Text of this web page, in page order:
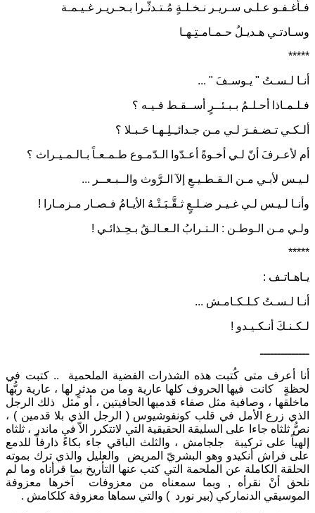
فـأغـفـو عـلـى سـريـر نـخـلـةٍ مُـتـدثّـرا بـحـريـر غـيـمـة
وسـادتـي هـديـلُ حـمـامـتِـهـا
*****
أنـا لـسـتُ " يـوسـفَ " ...
فـلـمـاذا أحـلـمُ بـبـئــرٍ أســقـط فـيـه ؟
ألـكـي تـضـفـرَ لـي مـن جـدائـِـلِـهـا حَـبـلا ؟
أم لأعـرفَ أنّ لـي أخـوةً أعـدّوا الـدّمـوع طـمـعـاً بـالـمـيـراث ؟
لـيـس لأبـي مـن الـقـطـيـعِ إلآ الـرَّوث والــبـعــر ...
وأنـا لـيـس لـي غـيـر ضـلـعٍ ثـقَّـبَـتْـهُ الأيـامُ فـصـار مـزمـارا !
ولـي مـن الـوطـن : الـتـرابُ الـعـالـقُ بـحِـذائـي !
*****
يـاهـاتـف :
أنـا لـسـتُ كـلـكـامـش ...
لـكـنـكَ أنـكـيـدو !
ــــــــــــــ
أنا أعرف متى كُتبت هذه الشذرات الفضية الملحمية .. كتبت في
لحظةٍ كانت فيها الحروف كلها عارية وما من مدثرٍ لها ، عارية ربُّها
ماخلقها ، وصافية مثل صفاء قدميها الحافيتين ، أو مثل ذلك الرجل
الذي زرع الأمل في قلب كونفوشيوس ( الرجل الذي بلا قدمين ) ،
نصُّ ثلثاه جاءا على السليقة الحقيقية التي لاتتكرر الاّ في ماندر ، ثلثاه
إلهياً على تركيبة جلجامش ، والثلث الباقي جاء بكاءً ذارفاً للدمع
على فراش أنكيدو وهو البشريّ المريض والعليل والذي ترك بموته
الحلقة الكاملة عن الملحمة التي كتب عنها التأريخ بما قرأناه وما لم
نلحق أنْ نقرأه , وبما سمعناه من معزوفات آخرها معزوفة
الموسيقي الدنماركي (بير نورد ) والتي سماها معزوفة كلكامش .